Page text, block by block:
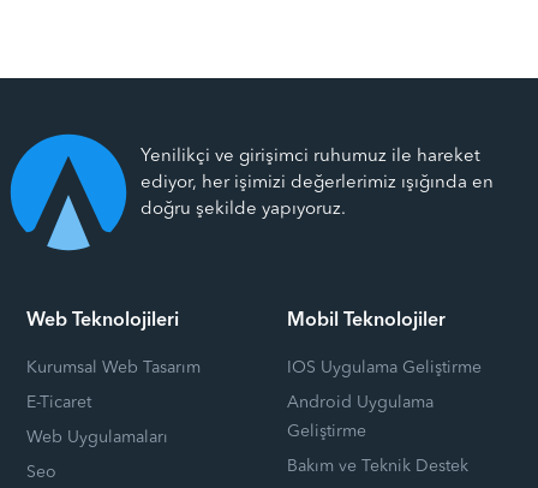
Yenilikçi ve girişimci ruhumuz ile hareket
ediyor, her işimizi değerlerimiz ışığında en
doğru şekilde yapıyoruz.
Web Teknolojileri
Kurumsal Web Tasarım
E-Ticaret
Web Uygulamaları
Seo
Mobil Teknolojiler
IOS Uygulama Geliştirme
Android Uygulama
Geliştirme
Bakım ve Teknik Destek